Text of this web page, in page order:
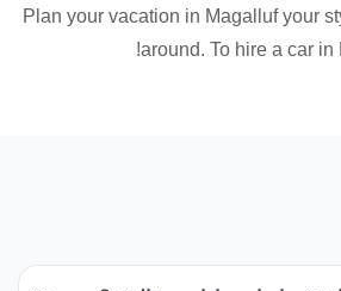
Plan your vacation in Magalluf your
around. To hire a car in